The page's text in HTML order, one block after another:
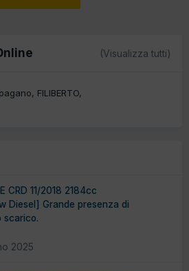
(Visualizza tutti)
FILIBERTO
CRD 11/2018 2184cc
Diesel] Grande presenza di
scarico.
2025